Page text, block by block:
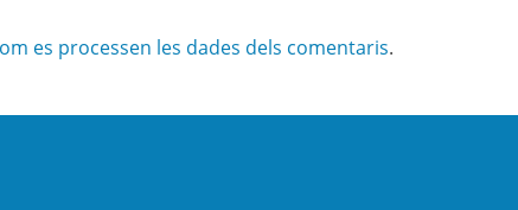
es processen les dades dels comentaris.